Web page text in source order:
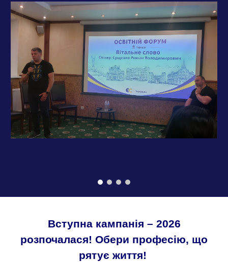
Вступна кампанія – 2026
розпочалася! Обери професію, що
рятує життя!